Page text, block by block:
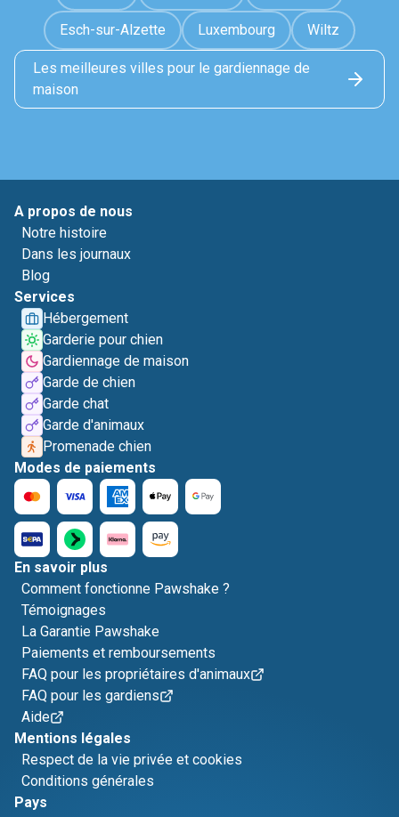
Esch-sur-Alzette Luxembourg Wiltz
Les meilleures villes pour le gardiennage de
maison
A propos de nous
Notre histoire
Dans les journaux
Blog
Services
Hébergement
Garderie pour chien
Gardiennage de maison
Garde de chien
Garde chat
Garde d'animaux
Promenade chien
Modes de paiements
En savoir plus
Comment fonctionne Pawshake ?
Témoignages
La Garantie Pawshake
Paiements et remboursements
FAQ pour les propriétaires d'animaux
FAQ pour les gardiens
Aide
Mentions légales
Respect de la vie privée et cookies
Conditions générales
Pays